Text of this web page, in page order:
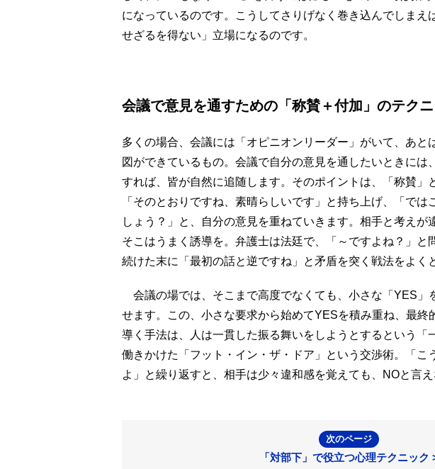
になっているのです。こうしてさりげなく巻き込んでしまえ
せざるを得ない」立場になるのです。
会議で意見を通すための「称賛＋付加」のテク
多くの場合、会議には「オピニオンリーダー」がいて、あと
図ができているもの。会議で自分の意見を通したいときには
すれば、皆が自然に追随します。そのポイントは、「称賛」
「そのとおりですね、素晴らしいです」と持ち上げ、「では
しょう？」と、自分の意見を重ねていきます。相手と考えが
そこはうまく誘導を。弁護士は法廷で、「～ですよね？」と
続けた末に「最初の話と逆ですね」と矛盾を突く戦法をよく
会議の場では、そこまで高度でなくても、小さな「YES」
せます。この、小さな要求から始めてYESを積み重ね、最終
導く手法は、人は一貫した振る舞いをしようとするという「
働きかけた「フット・イン・ザ・ドア」という交渉術。「こ
よ」と繰り返すと、相手は少々違和感を覚えても、NOと言え
次のページ
「対部下」で役立つ心理テクニック